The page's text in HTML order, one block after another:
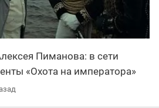
Пиманова: в сети
«Охота на императора»